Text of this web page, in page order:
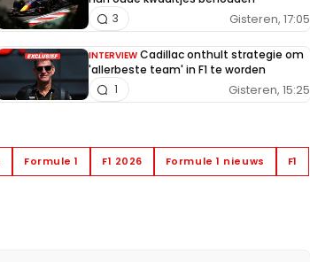
Gisteren, 17:05
3
INTERVIEW Cadillac onthult strategie om
'allerbeste team' in F1 te worden
Gisteren, 15:25
1
Formule 1 F1 2026 Formule 1 nieuws F1